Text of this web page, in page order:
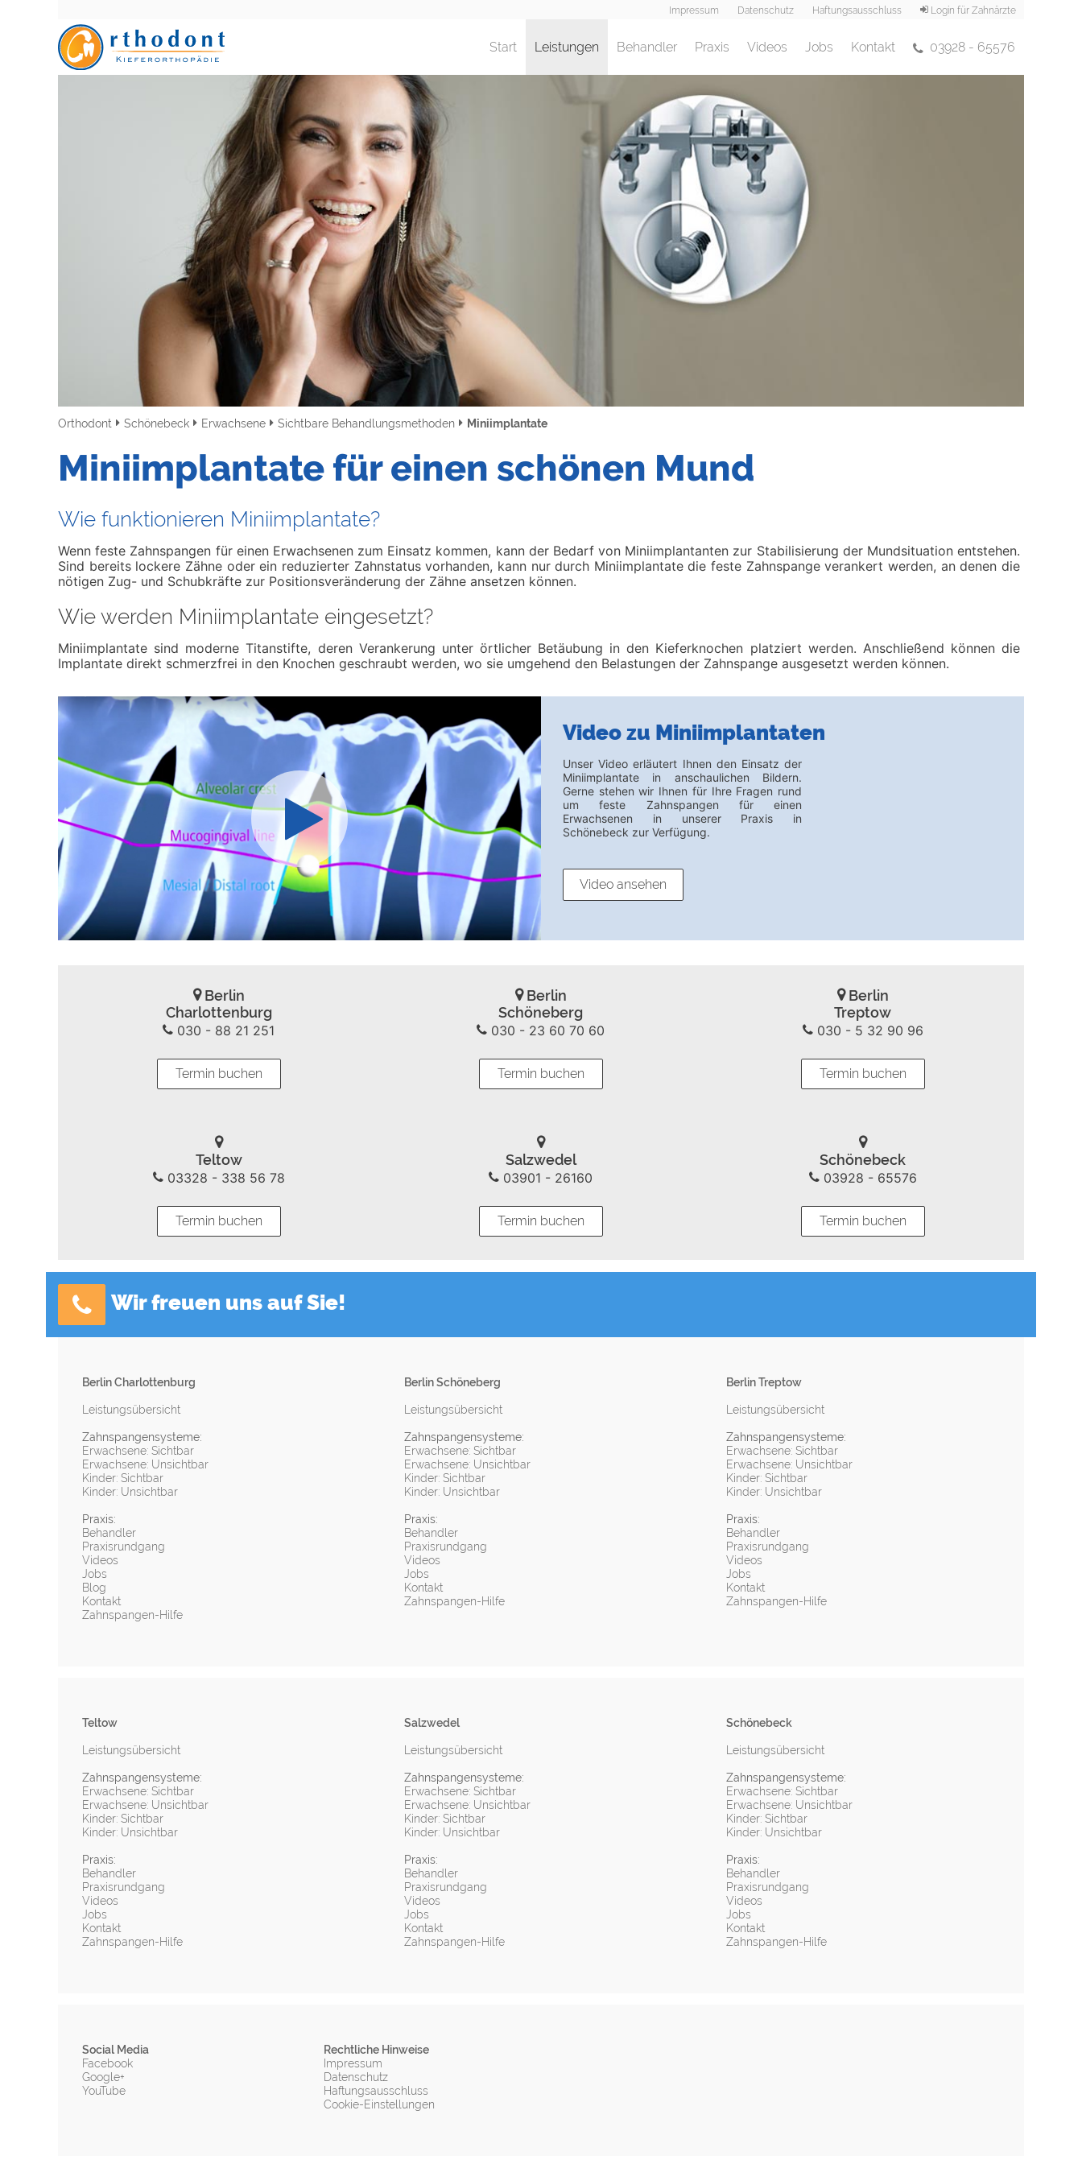
Impressum Datenschutz Haftungsausschluss Login für Zahnärzte
Start Leistungen (current)
Behandler Praxis Videos Jobs Kontakt 03928 - 65576
Orthodont Schönebeck Erwachsene Sichtbare Behandlungsmethoden Miniimplantate
Miniimplantate für einen schönen Mund
Wie funktionieren Miniimplantate?
Wenn feste Zahnspangen für einen Erwachsenen zum Einsatz kommen, kann der Bedarf von Miniimplantanten zur Stabilisierung der Mundsituation entstehen.
Sind bereits lockere Zähne oder ein reduzierter Zahnstatus vorhanden, kann nur durch Miniimplantate die feste Zahnspange verankert werden, an denen die
nötigen Zug- und Schubkräfte zur Positionsveränderung der Zähne ansetzen können.
Wie werden Miniimplantate eingesetzt?
Miniimplantate sind moderne Titanstifte, deren Verankerung unter örtlicher Betäubung in den Kieferknochen platziert werden. Anschließend können die
Implantate direkt schmerzfrei in den Knochen geschraubt werden, wo sie umgehend den Belastungen der Zahnspange ausgesetzt werden können.
Play
Video zu Miniimplantaten
Unser Video erläutert Ihnen den Einsatz der
Miniimplantate in anschaulichen Bildern.
Gerne stehen wir Ihnen für Ihre Fragen rund
um feste Zahnspangen für einen
Erwachsenen in unserer Praxis in
Schönebeck zur Verfügung.
Video ansehen
Berlin
Charlottenburg
030 - 88 21 251
Termin buchen
Berlin
Schöneberg
030 - 23 60 70 60
Termin buchen
Berlin
Treptow
030 - 5 32 90 96
Termin buchen
Teltow
03328 - 338 56 78
Termin buchen
Salzwedel
03901 - 26160
Termin buchen
Schönebeck
03928 - 65576
Termin buchen
Wir freuen uns auf Sie!
Berlin Charlottenburg
Leistungsübersicht
Zahnspangensysteme:
Erwachsene: Sichtbar
Erwachsene: Unsichtbar
Kinder: Sichtbar
Kinder: Unsichtbar
Praxis:
Behandler
Praxisrundgang
Videos
Jobs
Blog
Kontakt
Zahnspangen-Hilfe
Berlin Schöneberg
Leistungsübersicht
Zahnspangensysteme:
Erwachsene: Sichtbar
Erwachsene: Unsichtbar
Kinder: Sichtbar
Kinder: Unsichtbar
Praxis:
Behandler
Praxisrundgang
Videos
Jobs
Kontakt
Zahnspangen-Hilfe
Berlin Treptow
Leistungsübersicht
Zahnspangensysteme:
Erwachsene: Sichtbar
Erwachsene: Unsichtbar
Kinder: Sichtbar
Kinder: Unsichtbar
Praxis:
Behandler
Praxisrundgang
Videos
Jobs
Kontakt
Zahnspangen-Hilfe
Teltow
Leistungsübersicht
Zahnspangensysteme:
Erwachsene: Sichtbar
Erwachsene: Unsichtbar
Kinder: Sichtbar
Kinder: Unsichtbar
Praxis:
Behandler
Praxisrundgang
Videos
Jobs
Kontakt
Zahnspangen-Hilfe
Salzwedel
Leistungsübersicht
Zahnspangensysteme:
Erwachsene: Sichtbar
Erwachsene: Unsichtbar
Kinder: Sichtbar
Kinder: Unsichtbar
Praxis:
Behandler
Praxisrundgang
Videos
Jobs
Kontakt
Zahnspangen-Hilfe
Schönebeck
Leistungsübersicht
Zahnspangensysteme:
Erwachsene: Sichtbar
Erwachsene: Unsichtbar
Kinder: Sichtbar
Kinder: Unsichtbar
Praxis:
Behandler
Praxisrundgang
Videos
Jobs
Kontakt
Zahnspangen-Hilfe
Social Media
Facebook
Google+
YouTube
Rechtliche Hinweise
Impressum
Datenschutz
Haftungsausschluss
Cookie-Einstellungen